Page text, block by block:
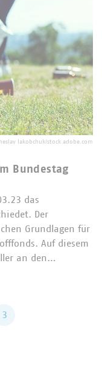
Iakobchuk/stock.adobe.com
Bundestag
das
Der
Grundlagen für
Auf diesem
an den…
3